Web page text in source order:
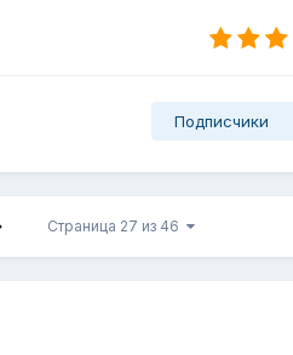
Подписчики
Страница 27 из 46